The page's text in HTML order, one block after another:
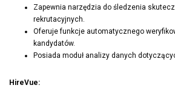
Zapewnia narzędzia do śledzenia
rekrutacyjnych.
Oferuje funkcje automatycznego
kandydatów.
Posiada moduł analizy danych
HireVue: